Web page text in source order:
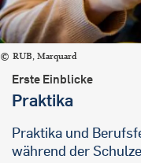
RUB, Marquard
Erste Einblicke
Praktika
Praktika und
während der